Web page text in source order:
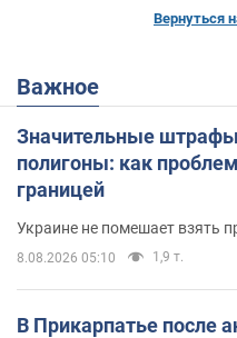
Вернуться
Важное
Значительные
полигоны: как
границей
Украине не помешает взять
8.08.2026 05:10 1,9 т.
В Прикарпатье после